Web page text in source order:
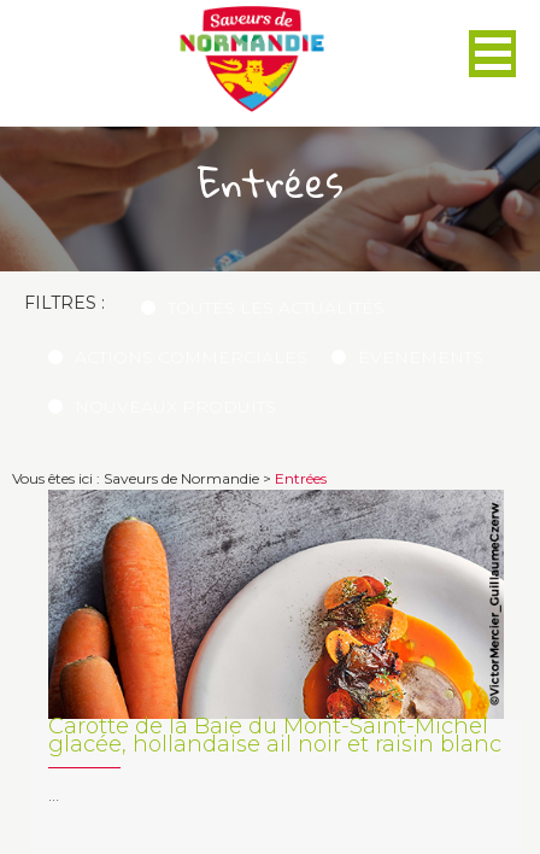
Entrées
FILTRES :
Vous êtes ici : Saveurs de Normandie > Entrées
Carotte de la Baie du Mont-Saint-Michel
glacée, hollandaise ail noir et raisin blanc
…
Panneau de gestion des cookies